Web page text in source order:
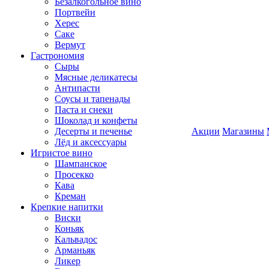
Портвейн
Херес
Саке
Вермут
Гастрономия
Сыры
Мясные деликатесы
Антипасти
Соусы и тапенады
Паста и снеки
Шоколад и конфеты
Десерты и печенье
Лёд и аксессуары
Игристое вино
Шампанское
Просекко
Кава
Креман
Крепкие напитки
Виски
Коньяк
Кальвадос
Арманьяк
Ликер
Акции Магазины